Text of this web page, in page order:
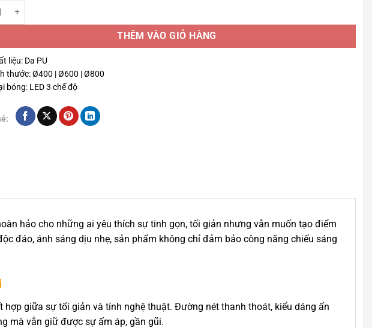
trang trí hiện đại TCE-27B số lượng
THÊM VÀO GIỎ HÀNG
liệu: Da PU
thước: Ø400 | Ø600 | Ø800
bóng: LED 3 chế độ
hảo cho những ai yêu thích sự tinh gọn, tối giản nhưng vẫn muốn tạo điểm
đáo, ánh sáng dịu nhẹ, sản phẩm không chỉ đảm bảo công năng chiếu sáng
hợp giữa sự tối giản và tính nghệ thuật. Đường nét thanh thoát, kiểu dáng ấn
mà vẫn giữ được sự ấm áp, gần gũi.